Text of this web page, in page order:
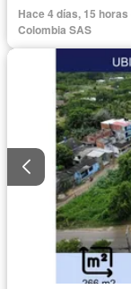
Hace 4 días, 15
Colombia SAS